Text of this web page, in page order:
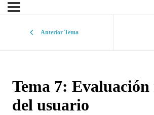
Anterior Tema
Tema 7:
del usuario